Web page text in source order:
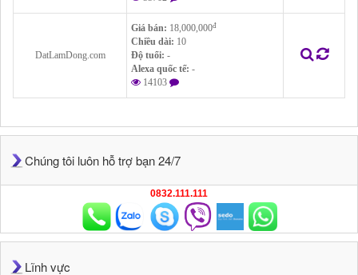
DatLamDong.com
Giá bán: 18,000,000đ
Chiều dài: 10
Độ tuổi: -
Alexa quốc tế: -
14103
Chúng tôi luôn hỗ trợ bạn 24/7
0832.111.111
Lĩnh vực